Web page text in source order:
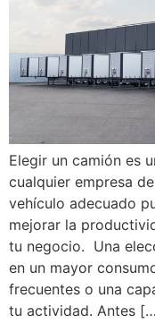
Elegir un camión es
cualquier empresa
vehículo adecuado
mejorar la
tu negocio. Una
en un mayor
frecuentes o una
tu actividad. Antes